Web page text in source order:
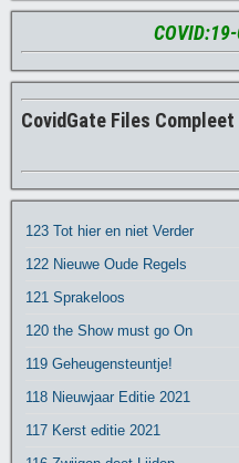
CovidGate Files Compleet
123 Tot hier en niet Verder
122 Nieuwe Oude Regels
121 Sprakeloos
120 the Show must go On
119 Geheugensteuntje!
118 Nieuwjaar Editie 2021
117 Kerst editie 2021